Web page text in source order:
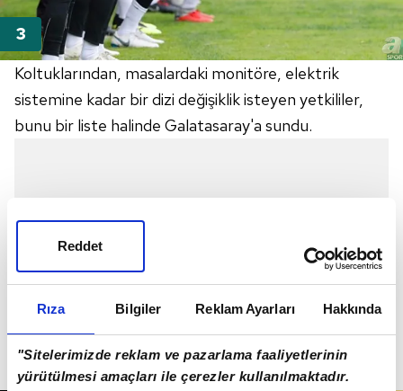
Rıza Bilgiler Reklam Ayarları Hakkında
"Sitelerimizde reklam ve pazarlama faaliyetlerinin
yürütülmesi amaçları ile çerezler kullanılmaktadır.
Reddet
Koltuklarından, masalardaki monitöre, elektrik
sistemine kadar bir dizi değişiklik isteyen yetkililer,
bunu bir liste halinde Galatasaray'a sundu.